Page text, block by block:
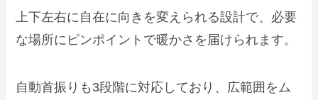
上下左右に自在に向きを変えられる設計で、必要
な場所にピンポイントで暖かさを届けられます。
自動首振りも3段階に対応しており、広範囲をム